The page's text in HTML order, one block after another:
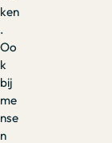
ken
.
Oo
k
bij
me
nse
n